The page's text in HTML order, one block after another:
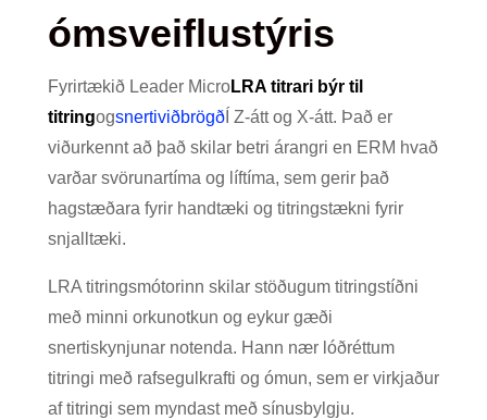
ómsveiflustýris
Fyrirtækið Leader MicroLRA titrari býr til
titringogsnertiviðbrögð Í Z-átt og X-átt. Það er
viðurkennt að það skilar betri árangri en ERM hvað
varðar svörunartíma og líftíma, sem gerir það
hagstæðara fyrir handtæki og titringstækni fyrir
snjalltæki.
LRA titringsmótorinn skilar stöðugum titringstíðni
með minni orkunotkun og eykur gæði
snertiskynjunar notenda. Hann nær lóðréttum
titringi með rafsegulkrafti og ómun, sem er virkjaður
af titringi sem myndast með sínusbylgju.